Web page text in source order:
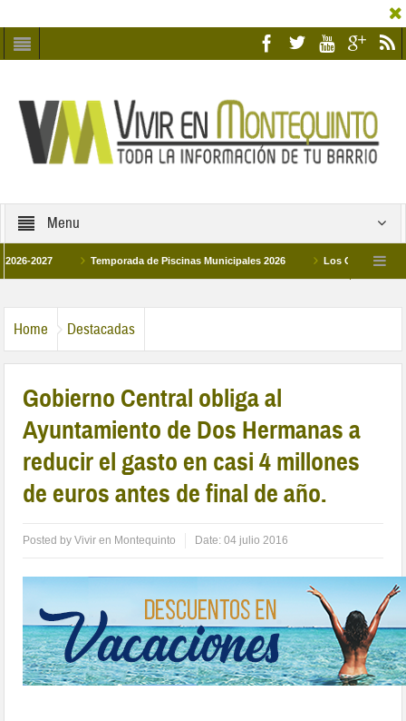
Menu
Temporada de Piscinas Municipales 2026 Los Campus de
Home Destacadas
Gobierno Central obliga al
Ayuntamiento de Dos Hermanas a
reducir el gasto en casi 4 millones
de euros antes de final de año.
Posted byVivir en Montequinto Date:04 julio 2016